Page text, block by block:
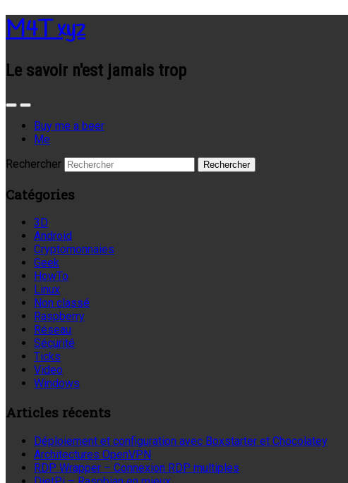
M4T xyz
Le savoir n'est jamais trop
Buy me a beer
Me
Rechercher
Catégories
3D
Android
Cryptomonnaies
Geek
HowTo
Linux
Non classé
Raspberry
Réseau
Sécurité
Ticks
Video
Windows
Articles récents
Déploiement et configuration avec Boxstarter et Chocolatey
Architectures OpenVPN
RDP Wrapper – Connexion RDP multiples